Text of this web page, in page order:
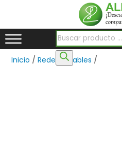
Búsqueda de productos
Inicio /Redes /Cables /